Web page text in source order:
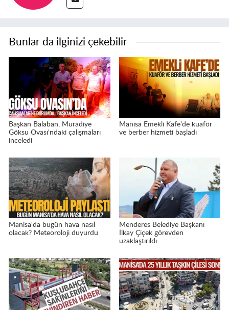
Bunlar da ilginizi çekebilir
Başkan Balaban, Muradiye
Göksu Ovası'ndaki çalışmaları
inceledi
Manisa Emekli Kafe'de kuaför
ve berber hizmeti başladı
Manisa'da bugün hava nasıl
olacak? Meteoroloji duyurdu
Menderes Belediye Başkanı
İlkay Çiçek görevden
uzaklaştırıldı